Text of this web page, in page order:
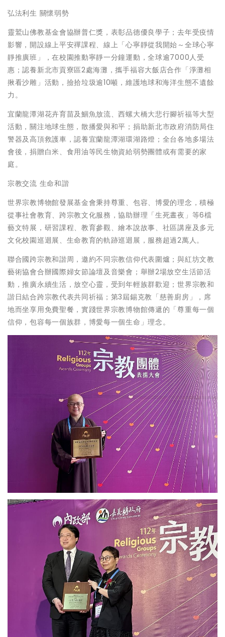
弘法利生 關懷弱勢
靈鷲山佛教基金會協辦普仁獎，表彰品德優良學子；去年受疫情
影響，開設線上平安禪課程、線上「心寧靜從我開始～全球心寧
靜推廣班」，在校園推動寧靜一分鐘運動，全球逾7000人受
惠；認養新北市貢寮區2處海灘，攜手福容大飯店合作「淨灘相
揪看沙雕」活動，撿拾垃圾逾10噸，維護地球和海洋生態不遺餘
力。
宜蘭龍潭湖花卉育苗及鯝魚放流、西螺大橋大悲行腳祈福等大型
活動，關注地球生態，散播愛與和平；捐助新北市政府消防局住
警器及高頂救護車，認養宜蘭龍潭湖環湖路燈；全台各地多場法
會後，捐贈白米、食用油等民生物資給弱勢團體或有需要的家
庭。
宗教交流 生命和諧
世界宗教博物館發展基金會秉持尊重、包容、博愛的理念，積極
從事社會教育、跨宗教文化服務，協助辦理「生死晝夜」等6檔
藝文特展，研習課程、教育參觀、繪本說故事、社區講座及多元
文化校園巡迴展、生命教育的軌跡巡迴展，服務超過2萬人。
聯合國跨宗教和諧周，邀約不同宗教信仰代表圍爐；與紅坊文教
藝術協會合辦國際婦女節論壇及音樂會；舉辦2場放空生活節活
動，推廣永續生活，放空心靈，受到年輕族群歡迎；世界宗教和
諧日結合跨宗教代表共同祈福；第3屆錫克教「慈善廚房」，席
地而坐享用免費聖餐，實踐世界宗教博物館傳遞的「尊重每一個
信仰，包容每一個族群，博愛每一個生命」理念。